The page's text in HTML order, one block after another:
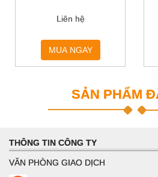
SKD61 có độ dẻo dai
tốt và khả năng chống
mỏi nhiệt độ cao. Nó
nhiệt hạch nhiệt
hạch. Nó phù hợp cho
nhiệt độ cao. Nó có
hiệu suất cắt tốt và
Liên hệ
MUA NGAY
SẢN PHẨM
THÔNG TIN CÔNG TY
VĂN PHÒNG GIAO DỊCH